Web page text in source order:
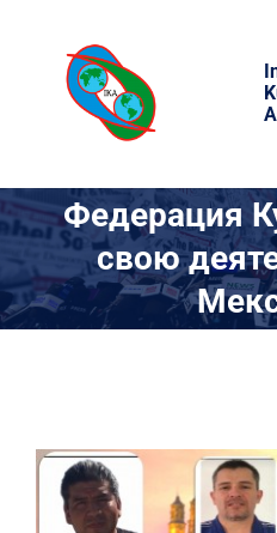
content
МИР КУРАША
РЕЗУЛЬТАТЫ
Федерация
свою